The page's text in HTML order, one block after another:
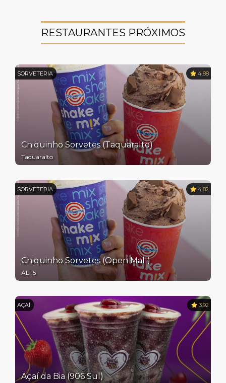
RESTAURANTES PRÓXIMOS
SORVETERIA 4.88
Chiquinho Sorvetes (Taquaralto)
Taquaralto
SORVETERIA 4.82
Chiquinho Sorvetes (Open Mall)
AL 15
AÇAÍ 3.92
Açaí da Bia (906 Sul)